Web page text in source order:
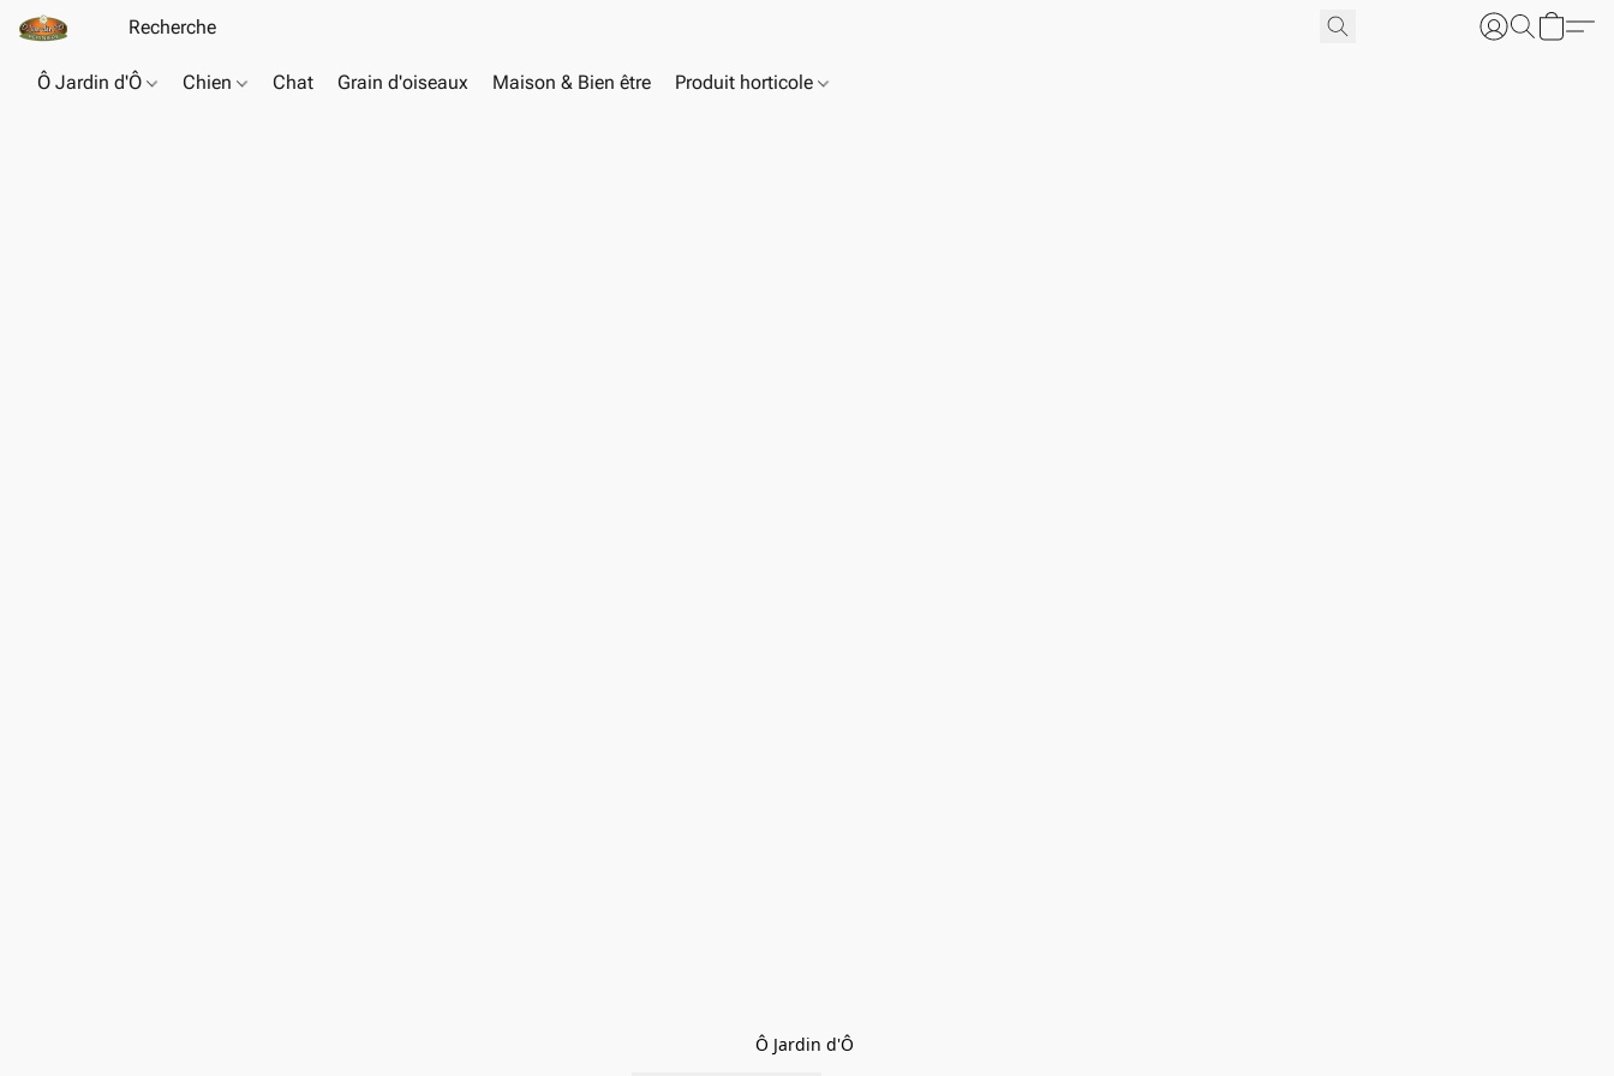
Ô Jardin d'Ô Chien Chat Grain d'oiseaux Maison & Bien être Produit horticole
Ô Jardin d'Ô